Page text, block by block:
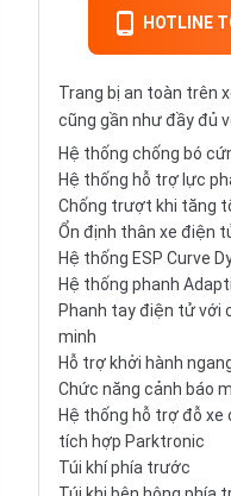
HOTLINE
Trang bị an toàn trên
cũng gần như đầy đủ
Hệ thống chống bó
Hệ thống hỗ trợ lực
Chống trượt khi tăng
Ổn định thân xe điện
Hệ thống ESP Curve
Hệ thống phanh
Phanh tay điện tử với
minh
Hỗ trợ khởi hành
Chức năng cảnh báo
Hệ thống hỗ trợ đỗ
tích hợp Parktronic
Túi khí phía trước